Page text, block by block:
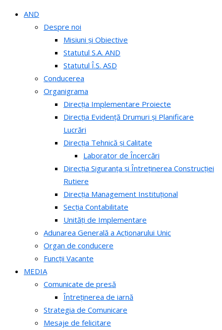
AND
Despre noi
Misiuni și Obiective
Statutul S.A. AND
Statutul Î.S. ASD
Conducerea
Organigrama
Direcția Implementare Proiecte
Direcția Evidență Drumuri și Planificare
Lucrări
Direcția Tehnică și Calitate
Laborator de Încercări
Direcția Siguranța și Întreținerea Construcției
Rutiere
Direcția Management Instituțional
Secția Contabilitate
Unități de Implementare
Adunarea Generală a Acționarului Unic
Organ de conducere
Funcții Vacante
MEDIA
Comunicate de presă
Întreținerea de iarnă
Strategia de Comunicare
Mesaje de felicitare